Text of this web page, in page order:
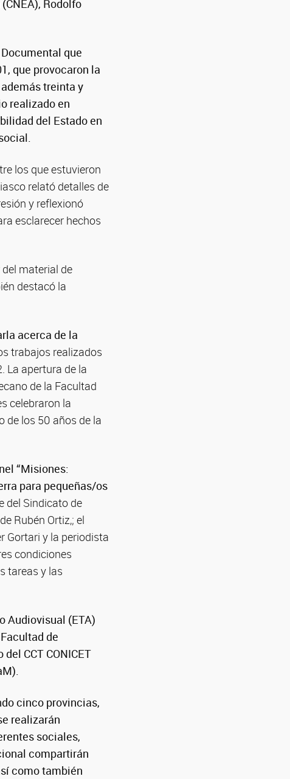
Rodolfo
que
que provocaron la
treinta y
realizado en
del Estado en
los que estuvieron
relató detalles de
y reflexionó
esclarecer hechos
material de
destacó la
acerca de la
trabajos realizados
La apertura de la
de la Facultad
celebraron la
de los 50 años de la
“Misiones:
para pequeñas/os
del Sindicato de
Rubén Ortiz,; el
Gortari y la periodista
condiciones
tareas y las
Audiovisual (ETA)
de
CCT CONICET
cinco provincias,
realizarán
sociales,
compartirán
como también